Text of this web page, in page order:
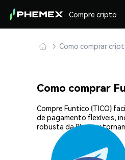
Compre cripto
Como comprar
Como comprar
Compre Funtico (TICO)
de pagamento flexíveis,
robusta da Phemex